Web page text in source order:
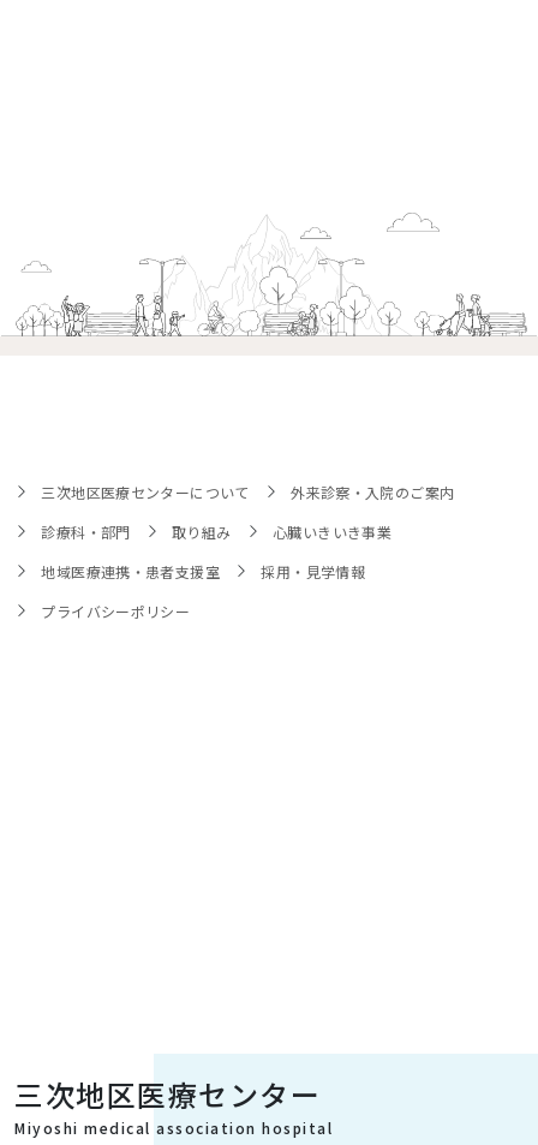
三次地区医療センターについて
外来診察・入院のご案内
診療科・部門
取り組み
心臓いきいき事業
地域医療連携・患者支援室
採用・見学情報
プライバシーポリシー
三次地区医療センター
Miyoshi medical association hospital